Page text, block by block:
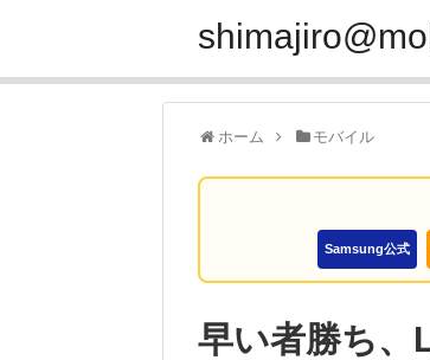
ホーム モバイル
Samsung公式
早い者勝ち、